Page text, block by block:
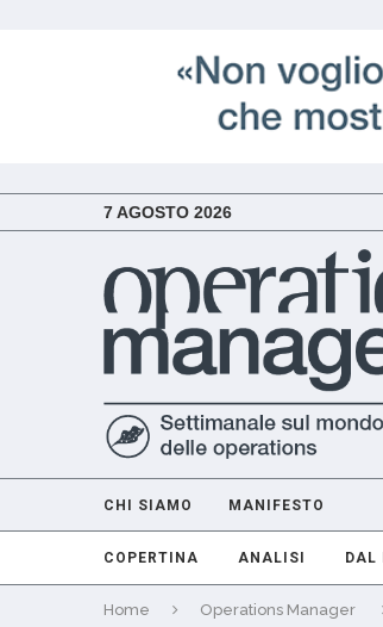
7 AGOSTO 2026
CHI SIAMO MANIFESTO
COPERTINA ANALISI DAL
Home Operations Manager